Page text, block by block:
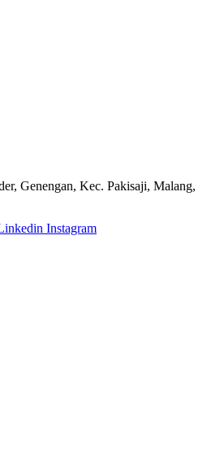
Genengan, Kec. Pakisaji, Malang,
Instagram